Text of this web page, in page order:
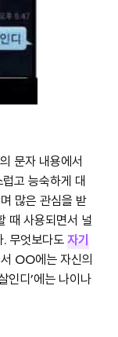
문자 내용에서
고 능숙하게 대
많은 관심을 받
때 사용되면서 널
무엇보다도자기
OO에는 자신의
인디’에는 나이나